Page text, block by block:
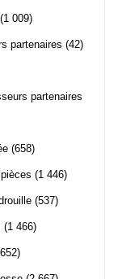
(1 009)
partenaires (42)
partenaires
(658)
(1 446)
(537)
(1 466)